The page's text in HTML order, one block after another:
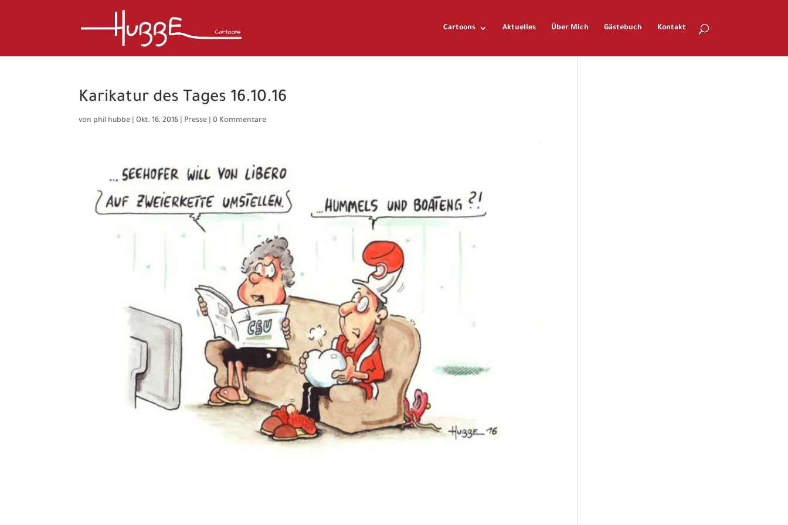
Cartoons Aktuelles Über Mich Gästebuch Kontakt
Karikatur des Tages 16.10.16
von phil hubbe |Okt. 16, 2016 Presse |0 Kommentare